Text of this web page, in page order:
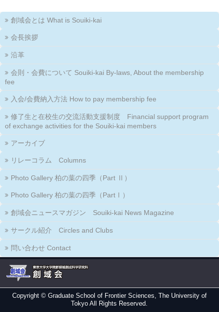
創域会とは What is Souiki-kai
会長挨拶
沿革
会則・会費について Souiki-kai By-laws, About the membership
fee
入会/会費納入方法 How to pay membership fee
修了生と在校生の交流活動支援制度 Financial support program
of exchange activities for the Souiki-kai members
アーカイブ
リレーコラム Columns
Photo Gallery 柏の葉の四季（Part Ⅱ）
Photo Gallery 柏の葉の四季（PartⅠ）
創域会ニュースマガジン Souiki-kai News Magazine
サークル紹介 Circles and Clubs
問い合わせ Contact
Copyright © Graduate School of Frontier Sciences, The University of
Tokyo All Rights Reserved.